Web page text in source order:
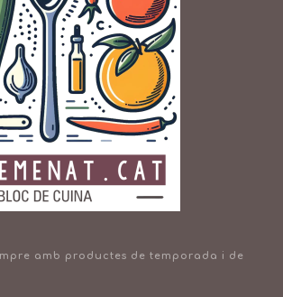
amb productes de temporada i de